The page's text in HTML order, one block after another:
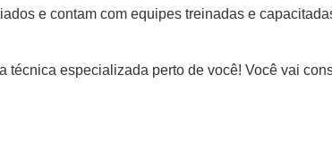
e contam com equipes treinadas e
técnica especializada perto de você! Você vai